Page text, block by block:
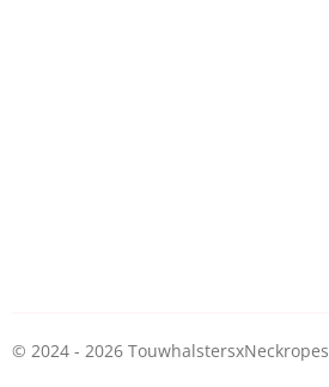
© 2024 - 2026 TouwhalstersxNeckropes